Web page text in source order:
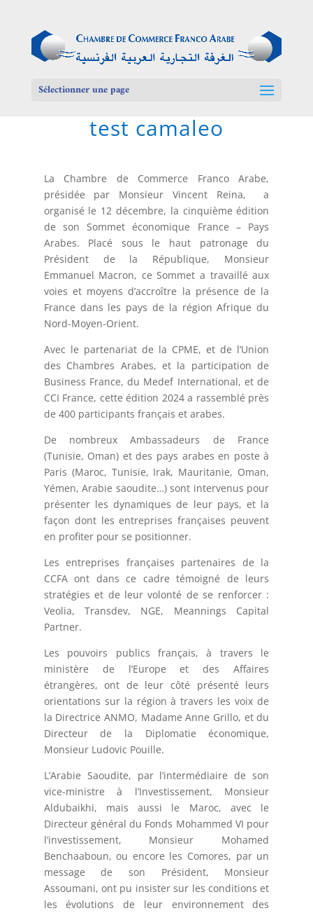
Sélectionner une page
test camaleo
La Chambre de Commerce Franco Arabe,
présidée par Monsieur Vincent Reina, a
organisé le 12 décembre, la cinquième édition
de son Sommet économique France – Pays
Arabes. Placé sous le haut patronage du
Président de la République, Monsieur
Emmanuel Macron, ce Sommet a travaillé aux
voies et moyens d’accroître la présence de la
France dans les pays de la région Afrique du
Nord-Moyen-Orient.
Avec le partenariat de la CPME, et de l’Union
des Chambres Arabes, et la participation de
Business France, du Medef International, et de
CCI France, cette édition 2024 a rassemblé près
de 400 participants français et arabes.
De nombreux Ambassadeurs de France
(Tunisie, Oman) et des pays arabes en poste à
Paris (Maroc, Tunisie, Irak, Mauritanie, Oman,
Yémen, Arabie saoudite…) sont intervenus pour
présenter les dynamiques de leur pays, et la
façon dont les entreprises françaises peuvent
en profiter pour se positionner.
Les entreprises françaises partenaires de la
CCFA ont dans ce cadre témoigné de leurs
stratégies et de leur volonté de se renforcer :
Veolia, Transdev, NGE, Meannings Capital
Partner.
Les pouvoirs publics français, à travers le
ministère de l’Europe et des Affaires
étrangères, ont de leur côté présenté leurs
orientations sur la région à travers les voix de
la Directrice ANMO, Madame Anne Grillo, et du
Directeur de la Diplomatie économique,
Monsieur Ludovic Pouille.
L’Arabie Saoudite, par l’intermédiaire de son
vice-ministre à l’Investissement, Monsieur
Aldubaikhi, mais aussi le Maroc, avec le
Directeur général du Fonds Mohammed VI pour
l’investissement, Monsieur Mohamed
Benchaaboun, ou encore les Comores, par un
message de son Président, Monsieur
Assoumani, ont pu insister sur les conditions et
les évolutions de leur environnement des